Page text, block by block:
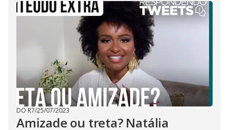
DO R7/25/07/2023
Amizade ou treta? Natália